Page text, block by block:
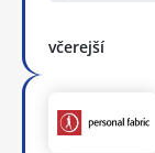
včerejší